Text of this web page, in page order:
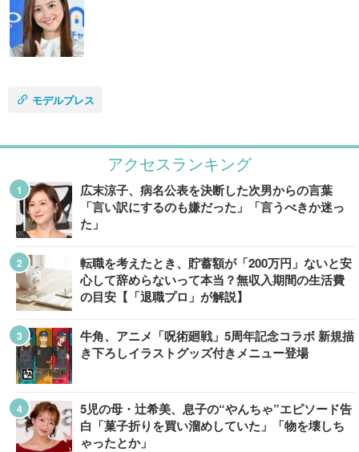
モデルプレス
アクセスランキング
広末涼子、病名公表を決断した次男からの言葉
「言い訳にするのも嫌だった」「言うべきか迷っ
た」
転職を考えたとき、貯蓄額が「200万円」ないと安
心して辞めらないって本当？無収入期間の生活費
の目安【「退職プロ」が解説】
牛角、アニメ「呪術廻戦」5周年記念コラボ 新規描
き下ろしイラストグッズ付きメニュー登場
5児の母・辻希美、息子の“やんちゃ”エピソード告
白「菓子折りを買い溜めしていた」「物を壊しち
ゃったとか」